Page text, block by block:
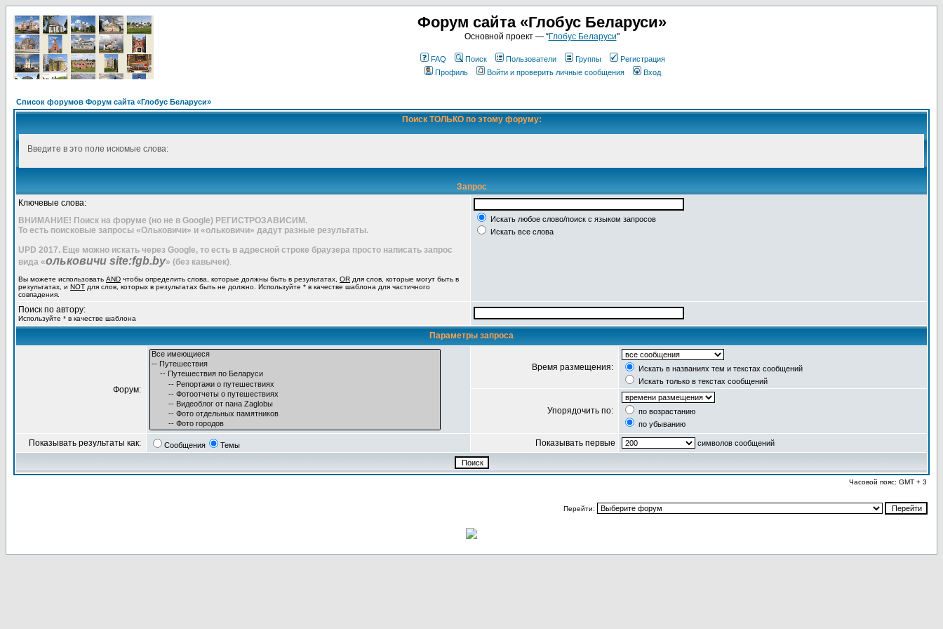
Форум сайта «Глобус Беларуси»
Основной проект — “Глобус Беларуси"
FAQ Поиск Пользователи Группы
Регистрация
Профиль
Войти и проверить личные сообщения Вход
Список форумов Форум сайта «Глобус Беларуси»
Поиск ТОЛЬКО по этому форуму:
Введите в это поле искомые слова:
Запрос
Ключевые слова:
ВНИМАНИЕ! Поиск на форуме (но не в Google) РЕГИСТРОЗАВИСИМ.
То есть поисковые запросы «Ольковичи» и «ольковичи» дадут разные результаты.
UPD 2017. Еще можно искать через Google, то есть в адресной строке браузера просто написать запрос
вида «ольковичи site:fgb.by» (без кавычек).
Вы можете использовать AND чтобы определить слова, которые должны быть в результатах, OR для слов, которые могут быть в
результатах, и NOT для слов, которых в результатах быть не должно. Используйте * в качестве шаблона для частичного
совпадения.
Искать любое слово/поиск с языком запросов
Искать все слова
Поиск по автору:
Используйте * в качестве шаблона
Параметры запроса
Форум:
Время размещения:
Искать в названиях тем и текстах сообщений
Искать только в текстах сообщений
Упорядочить по:
по возрастанию
по убыванию
Показывать результаты как: Сообщения Темы Показывать первые символов сообщений
Часовой пояс: GMT + 3
Перейти: